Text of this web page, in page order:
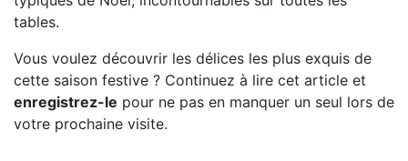
tables.
Vous voulez découvrir les délices les plus exquis de
cette saison festive ? Continuez à lire cet article et
enregistrez-le pour ne pas en manquer un seul lors de
votre prochaine visite.